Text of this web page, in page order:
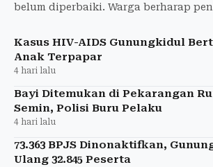
belum diperbaiki. Warga berharap
Kasus HIV-AIDS Gunungkidul
Anak Terpapar
4 hari lalu
Bayi Ditemukan di Pekarangan
Semin, Polisi Buru Pelaku
4 hari lalu
73.363 BPJS Dinonaktifkan,
Ulang 32.845 Peserta